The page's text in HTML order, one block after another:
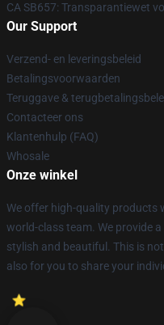
CA SB657: Transparantiewet
Our Support
Verzend- en leveringsbeleid
Betalingsvoorwaarden
Teruggave &
Contacteer ons
Klantenhulp (FAQ)
Whosale
Onze winkel
We offer high-quality products
world-class team. We provide
stylish and beautiful. This is
also for you to share your